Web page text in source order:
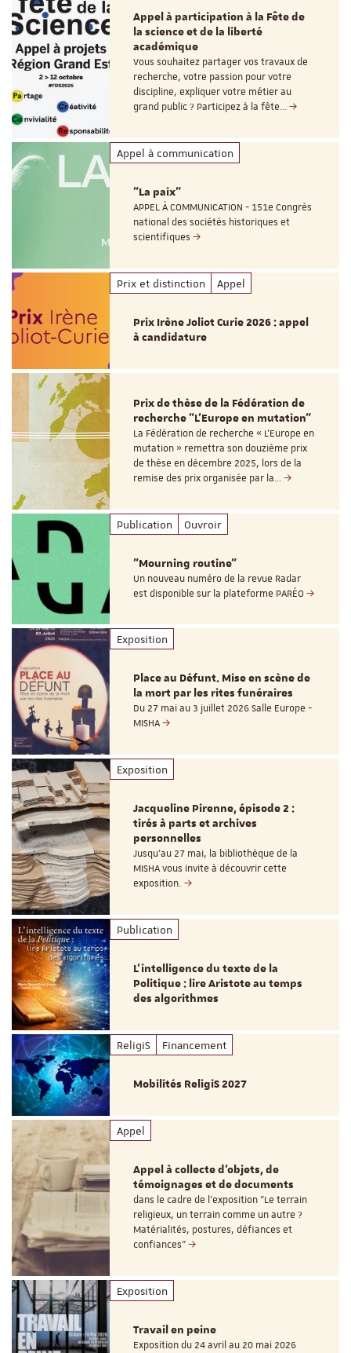
Appel à participation à la Fête de
la science et de la liberté
académique
Vous souhaitez partager vos travaux de
recherche, votre passion pour votre
discipline, expliquer votre métier au
grand public ? Participez à la fête…
Appel à communication
"La paix"
APPEL À COMMUNICATION - 151e Congrès
national des sociétés historiques et
scientifiques
Prix et distinction Appel
Prix Irène Joliot Curie 2026 : appel
à candidature
Prix de thèse de la Fédération de
recherche "L’Europe en mutation"
La Fédération de recherche « L’Europe en
mutation » remettra son douzième prix
de thèse en décembre 2025, lors de la
remise des prix organisée par la…
Publication Ouvroir
"Mourning routine"
Un nouveau numéro de la revue Radar
est disponible sur la plateforme PARÉO
Exposition
Place au Défunt. Mise en scène de
la mort par les rites funéraires
Du 27 mai au 3 juillet 2026 Salle Europe -
MISHA
Exposition
Jacqueline Pirenne, épisode 2 :
tirés à parts et archives
personnelles
Jusqu’au 27 mai, la bibliothèque de la
MISHA vous invite à découvrir cette
exposition.
Publication
L’intelligence du texte de la
Politique : lire Aristote au temps
des algorithmes
ReligiS Financement
Mobilités ReligiS 2027
Appel
Appel à collecte d'objets, de
témoignages et de documents
dans le cadre de l'exposition "Le terrain
religieux, un terrain comme un autre ?
Matérialités, postures, défiances et
confiances"
Exposition
Travail en peine
Exposition du 24 avril au 20 mai 2026